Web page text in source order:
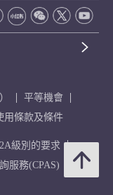
平等機會
用條款及條件
級別的要求
服務(CPAS)